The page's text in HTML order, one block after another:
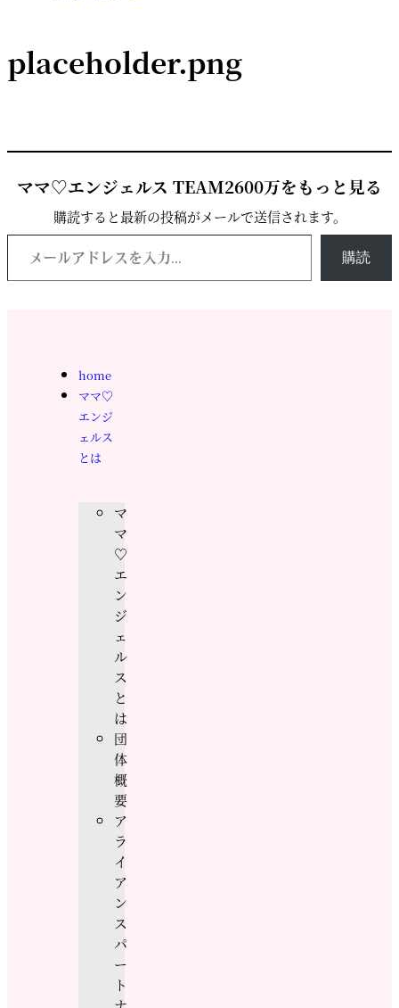
placeholder.png
ママ♡エンジェルス TEAM2600万をもっと見る
購読すると最新の投稿がメールで送信されます。
購読
home
ママ♡
エンジ
ェルス
とは
マ
マ
♡
エ
ン
ジ
ェ
ル
ス
と
は
団
体
概
要
ア
ラ
イ
ア
ン
ス
パ
ー
ト